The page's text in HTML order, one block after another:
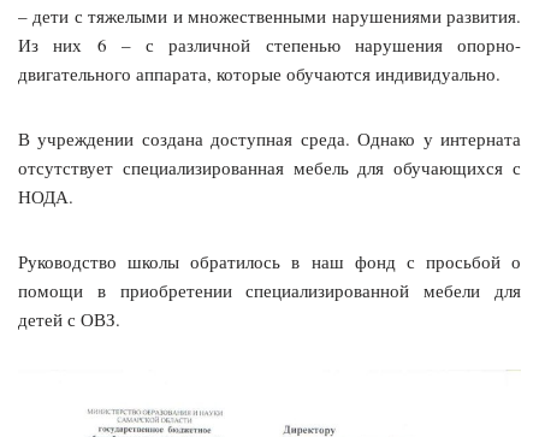
– дети с тяжелыми и множественными нарушениями развития.
Из них 6 – с различной степенью нарушения опорно-
двигательного аппарата, которые обучаются индивидуально.
В учреждении создана доступная среда. Однако у интерната
отсутствует специализированная мебель для обучающихся с
НОДА.
Руководство школы обратилось в наш фонд с просьбой о
помощи в приобретении специализированной мебели для
детей с ОВЗ.